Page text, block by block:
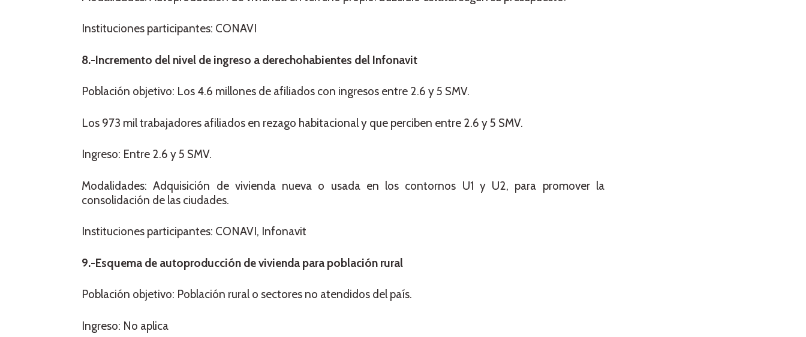
Instituciones participantes: CONAVI
8.-Incremento del nivel de ingreso a derechohabientes del Infonavit
Población objetivo: Los 4.6 millones de afiliados con ingresos entre 2.6 y 5 SMV.
Los 973 mil trabajadores afiliados en rezago habitacional y que perciben entre 2.6 y 5 SMV.
Ingreso: Entre 2.6 y 5 SMV.
Modalidades: Adquisición de vivienda nueva o usada en los contornos U1 y U2, para promover la
consolidación de las ciudades.
Instituciones participantes: CONAVI, Infonavit
9.-Esquema de autoproducción de vivienda para población rural
Población objetivo: Población rural o sectores no atendidos del país.
Ingreso: No aplica